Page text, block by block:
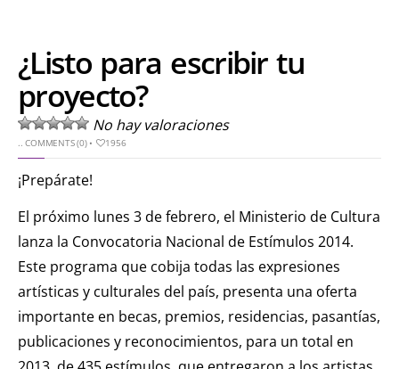
¿Listo para escribir tu
proyecto?
No hay valoraciones
..COMMENTS (0)• 1956
¡Prepárate!
El próximo lunes 3 de febrero, el Ministerio de Cultura
lanza la Convocatoria Nacional de Estímulos 2014.
Este programa que cobija todas las expresiones
artísticas y culturales del país, presenta una oferta
importante en becas, premios, residencias, pasantías,
publicaciones y reconocimientos, para un total en